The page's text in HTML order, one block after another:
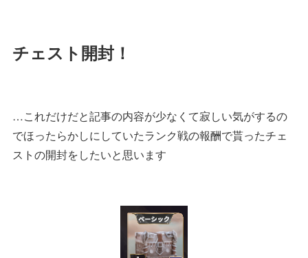
チェスト開封！
…これだけだと記事の内容が少なくて寂しい気がするの
でほったらかしにしていたランク戦の報酬で貰ったチェ
ストの開封をしたいと思います